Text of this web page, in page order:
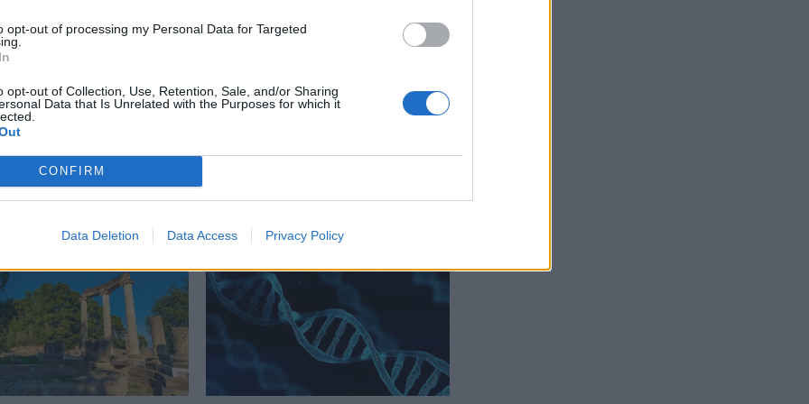
opt-out of processing my Personal Data for Targeted
opt-out of Collection, Use, Retention, Sale, and/or Sharing
Data that Is Unrelated with the Purposes for which it
CONFIRM
Data Deletion Data Access Privacy Policy
τα ίδια πράγματα κάθε
δεν είναι κακή